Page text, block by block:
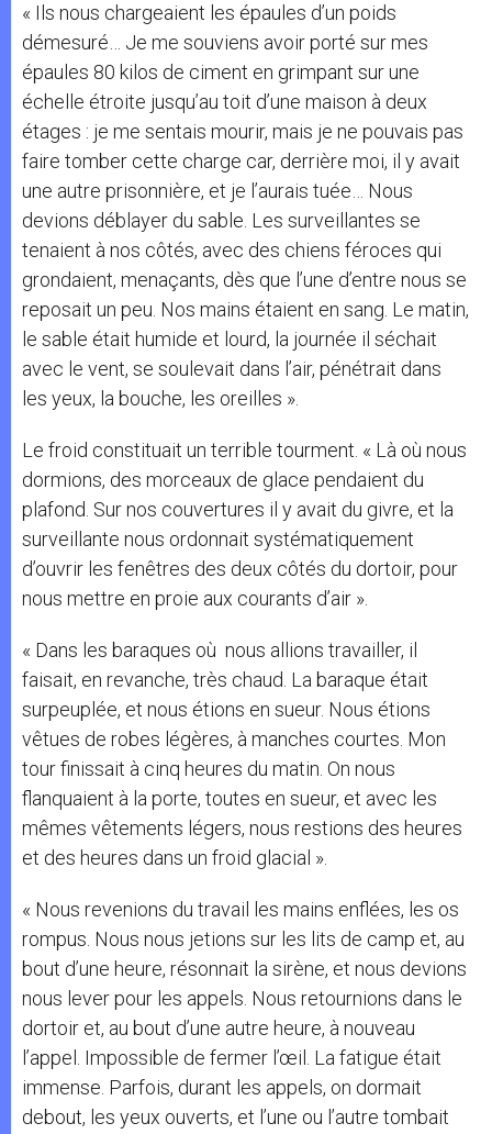
« Ils nous chargeaient les épaules d’un poids
démesuré… Je me souviens avoir porté sur mes
épaules 80 kilos de ciment en grimpant sur une
échelle étroite jusqu’au toit d’une maison à deux
étages : je me sentais mourir, mais je ne pouvais pas
faire tomber cette charge car, derrière moi, il y avait
une autre prisonnière, et je l’aurais tuée… Nous
devions déblayer du sable. Les surveillantes se
tenaient à nos côtés, avec des chiens féroces qui
grondaient, menaçants, dès que l’une d’entre nous se
reposait un peu. Nos mains étaient en sang. Le matin,
le sable était humide et lourd, la journée il séchait
avec le vent, se soulevait dans l’air, pénétrait dans
les yeux, la bouche, les oreilles ».
Le froid constituait un terrible tourment. « Là où nous
dormions, des morceaux de glace pendaient du
plafond. Sur nos couvertures il y avait du givre, et la
surveillante nous ordonnait systématiquement
d’ouvrir les fenêtres des deux côtés du dortoir, pour
nous mettre en proie aux courants d’air ».
« Dans les baraques où nous allions travailler, il
faisait, en revanche, très chaud. La baraque était
surpeuplée, et nous étions en sueur. Nous étions
vêtues de robes légères, à manches courtes. Mon
tour finissait à cinq heures du matin. On nous
flanquaient à la porte, toutes en sueur, et avec les
mêmes vêtements légers, nous restions des heures
et des heures dans un froid glacial ».
« Nous revenions du travail les mains enflées, les os
rompus. Nous nous jetions sur les lits de camp et, au
bout d’une heure, résonnait la sirène, et nous devions
nous lever pour les appels. Nous retournions dans le
dortoir et, au bout d’une autre heure, à nouveau
l’appel. Impossible de fermer l’œil. La fatigue était
immense. Parfois, durant les appels, on dormait
debout, les yeux ouverts, et l’une ou l’autre tombait